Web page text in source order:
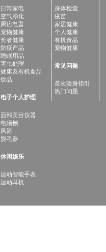
日常家电
空气净化
厨房电器
宠物健康
长者健康
防疫产品
睡眠用品
害虫处理
健康及有机食品
饮品
电子个人护理
面部美容仪器
电须刨
风筒
脱毛器
休闲娱乐
运动智能手表
运动耳机
身体检查
疫苗
家居健康
个人健康
有机食品
宠物健康
常见问题
首次验身指引
热门问题